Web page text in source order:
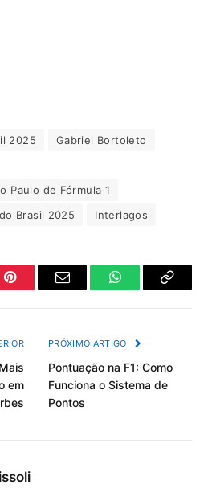
2025
Gabriel Bortoleto
Paulo de Fórmula 1
Brasil 2025
Interlagos
PinterestEmail WhatsAppCopiar
em
PRÓXIMO ARTIGO
Pontuação na F1: Como
Funciona o Sistema de
Pontos